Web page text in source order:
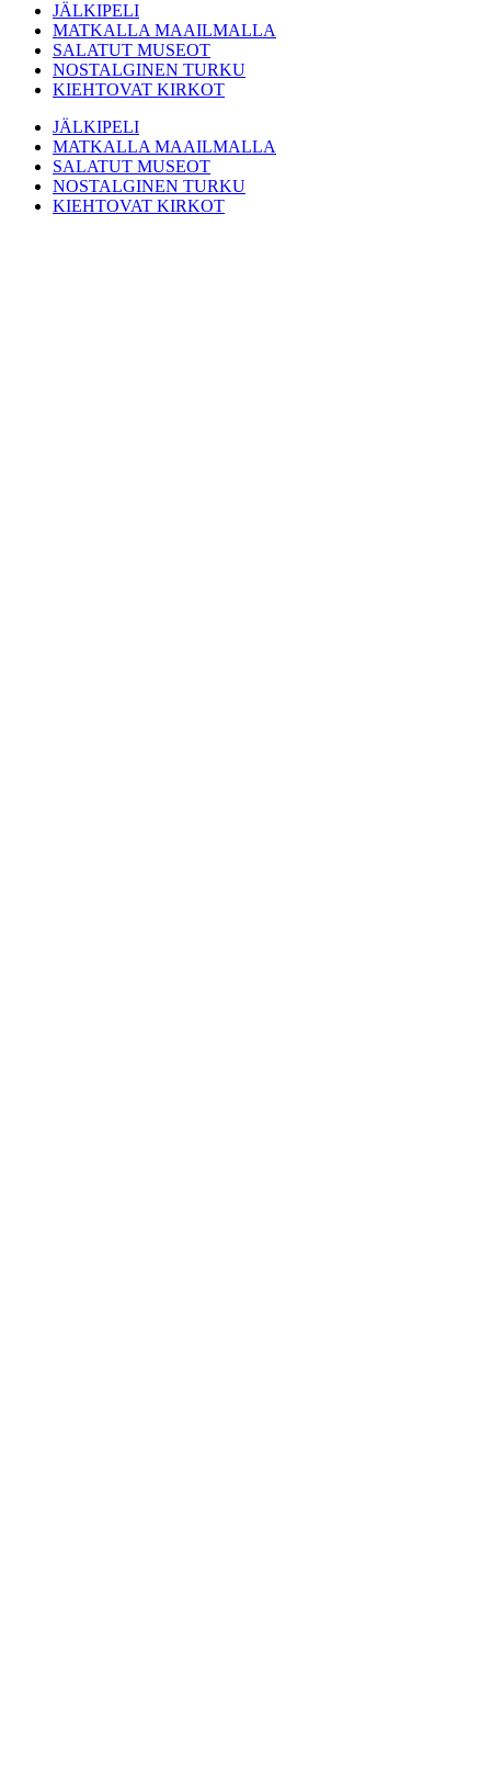
JÄLKIPELI
MATKALLA MAAILMALLA
SALATUT MUSEOT
NOSTALGINEN TURKU
KIEHTOVAT KIRKOT
JÄLKIPELI
MATKALLA MAAILMALLA
SALATUT MUSEOT
NOSTALGINEN TURKU
KIEHTOVAT KIRKOT